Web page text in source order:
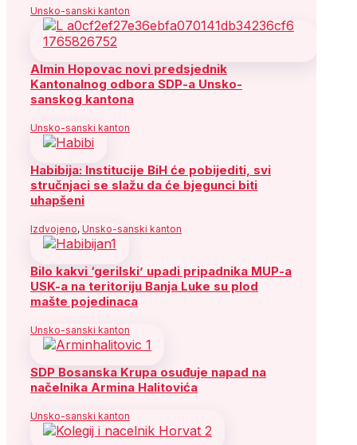
Unsko-sanski kanton
Almin Hopovac novi predsjednik
Kantonalnog odbora SDP-a Unsko-
sanskog kantona
Unsko-sanski kanton
Habibija: Institucije BiH će pobijediti, svi
stručnjaci se slažu da će bjegunci biti
uhapšeni
Izdvojeno, Unsko-sanski kanton
Bilo kakvi ‘gerilski’ upadi pripadnika MUP-a
USK-a na teritoriju Banja Luke su plod
mašte pojedinaca
Unsko-sanski kanton
SDP Bosanska Krupa osuđuje napad na
načelnika Armina Halitovića
Unsko-sanski kanton